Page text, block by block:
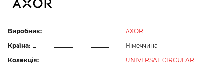
Виробник:
AXOR
Країна:
Німеччина
Колекція:
UNIVERSAL CIRCULAR